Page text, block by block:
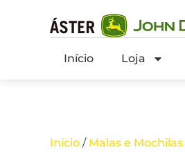
Início Loja
Início / Malas e Mochilas